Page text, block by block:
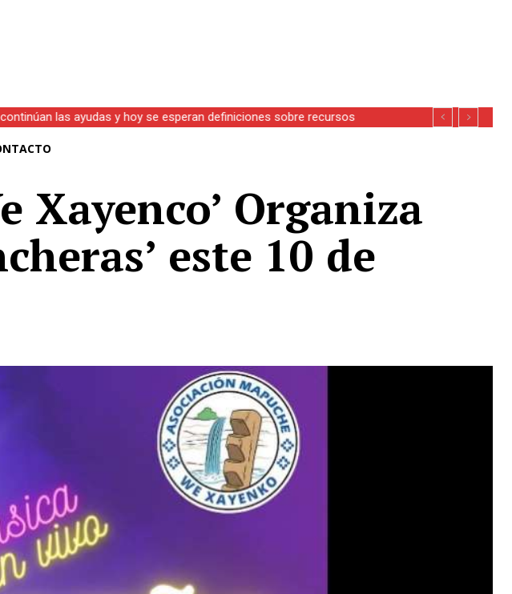
las ayudas y hoy se esperan definiciones sobre recursos
Xayenco’ Organiza
este 10 de